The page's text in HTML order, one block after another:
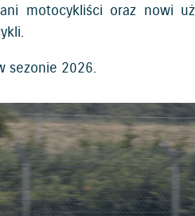
motocykliści oraz nowi
sezonie 2026.